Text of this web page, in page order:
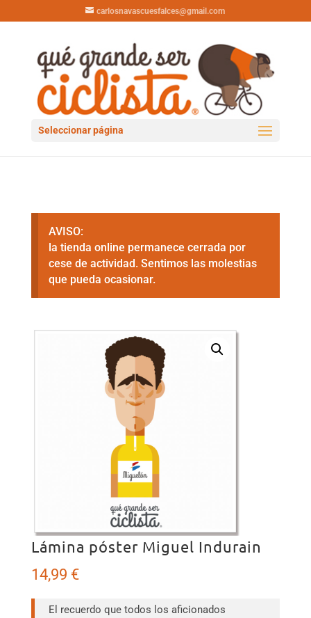
carlosnavascuesfalces@gmail.com
Seleccionar página
AVISO:
la tienda online permanece cerrada por
cese de actividad. Sentimos las molestias
que pueda ocasionar.
Lámina póster Miguel Indurain
14,99 €
El recuerdo que todos los aficionados